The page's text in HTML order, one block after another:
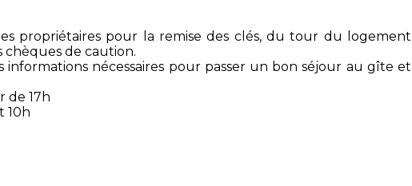
propriétaires pour la remise des clés, du tour du logement
chèques de caution.
informations nécessaires pour passer un bon séjour au gîte et
de 17h
10h